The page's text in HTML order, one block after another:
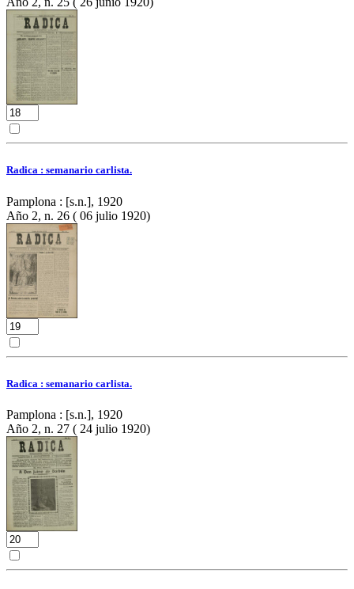
Radica : semanario carlista.
Pamplona : [s.n.], 1920
Año 2, n. 26 ( 06 julio 1920)
Radica : semanario carlista.
Pamplona : [s.n.], 1920
Año 2, n. 27 ( 24 julio 1920)